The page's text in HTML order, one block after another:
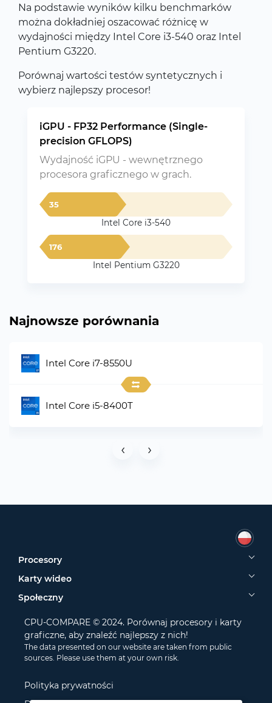
Na podstawie wyników kilku benchmarków
można dokładniej oszacować różnicę w
wydajności między Intel Core i3-540 oraz Intel
Pentium G3220.
Porównaj wartości testów syntetycznych i
wybierz najlepszy procesor!
iGPU - FP32 Performance (Single-
precision GFLOPS)
Wydajność iGPU - wewnętrznego
procesora graficznego w grach.
35
Intel Core i3-540
176
Intel Pentium G3220
Najnowsze porównania
Intel Core i7-8550U
Intel Core i5-8400T
‹ ›
Procesory
Karty wideo
Społeczny
CPU-COMPARE © 2024. Porównaj procesory i karty
graficzne, aby znaleźć najlepszy z nich!
The data presented on our website are taken from public
sources. Please use them at your own risk.
Polityka prywatności